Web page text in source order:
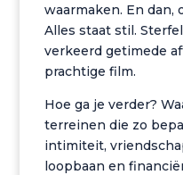
waarmaken. En dan,
Alles staat stil.
verkeerd getimede
prachtige film.
Hoe ga je verder?
terreinen die zo
intimiteit,
loopbaan en